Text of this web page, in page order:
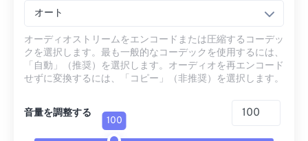
オート
オーディオストリームをエンコードまたは圧縮するコーデッ
クを選択します。最も一般的なコーデックを使用するには、
「自動」（推奨）を選択します。オーディオを再エンコード
せずに変換するには、「コピー」（非推奨）を選択します。
音量を調整する
100